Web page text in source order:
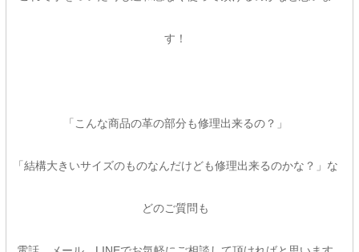
す！
「こんな商品の革の部分も修理出来るの？」
「結構大きいサイズのものなんだけども修理出来るのかな？」な
どのご質問も